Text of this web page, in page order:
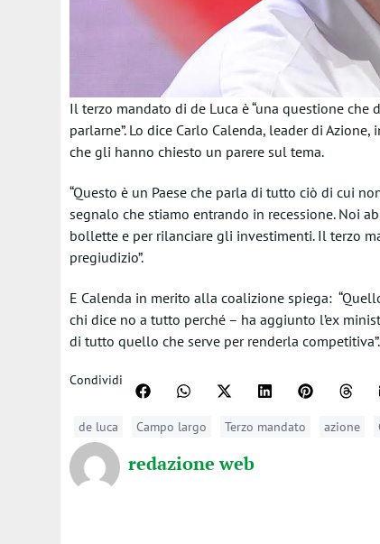
Il terzo mandato di de Luca è “una questione che
parlarne”. Lo dice Carlo Calenda, leader di
che gli hanno chiesto un parere sul tema.
“Questo è un Paese che parla di tutto ciò di cui
segnalo che stiamo entrando in recessione. Noi
bollette e per rilanciare gli investimenti. Il terzo
pregiudizio”.
E Calenda in merito alla coalizione spiega:
chi dice no a tutto perché – ha aggiunto l’ex
di tutto quello che serve per renderla competitiva”.
Condividi
de luca Campo largo Terzo mandato azione
redazione web